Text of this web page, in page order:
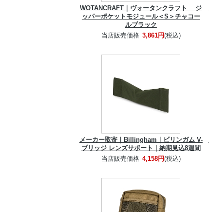
WOTANCRAFT｜ヴォータンクラフト ジ
ッパーポケットモジュール＜S＞チャコー
ルブラック
当店販売価格 3,861円(税込)
メーカー取寄｜Billingham｜ビリンガム V-
ブリッジ レンズサポート｜納期見込8週間
当店販売価格 4,158円(税込)